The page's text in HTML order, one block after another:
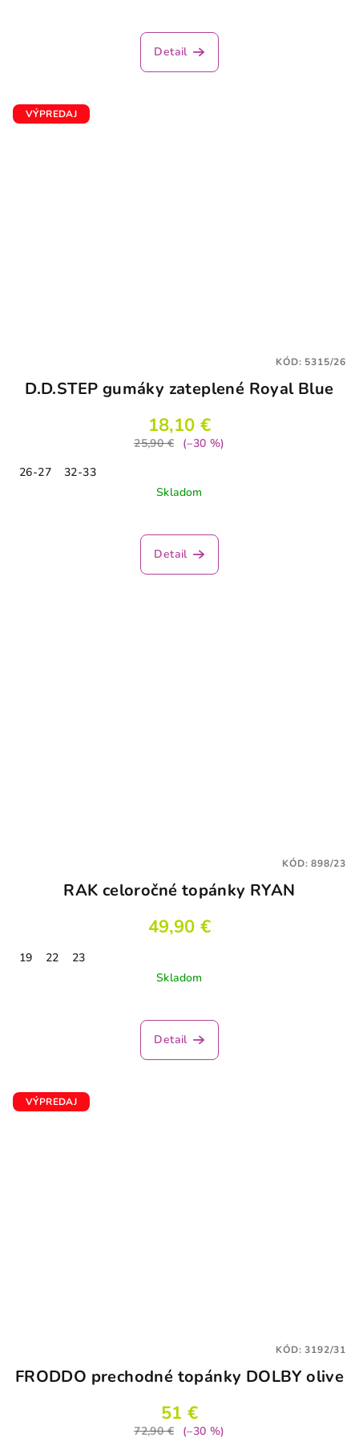
Detail
VÝPREDAJ
D.D.STEP gumáky zateplené Royal Blue
18,10 €
25,90 €
(–30 %)
26-27
32-33
Skladom
Detail
KÓD: 5315/26
RAK celoročné topánky RYAN
49,90 €
19 22
23
Skladom
Detail
KÓD:898/23
VÝPREDAJ
FRODDO prechodné topánky DOLBY olive
51 €
72,90 €
(–30 %)
KÓD:3192/31